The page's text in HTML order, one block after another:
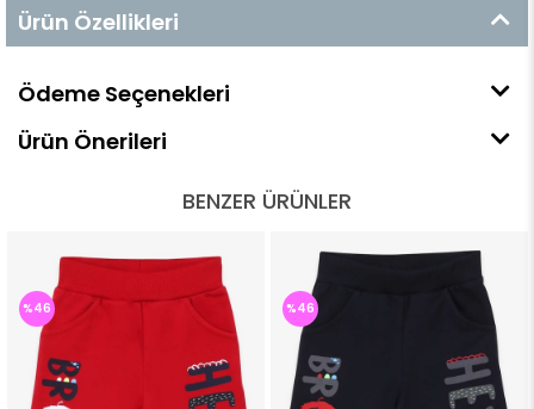
Ürün Özellikleri
Ödeme Seçenekleri
Ürün Önerileri
BENZER ÜRÜNLER
%46 %46